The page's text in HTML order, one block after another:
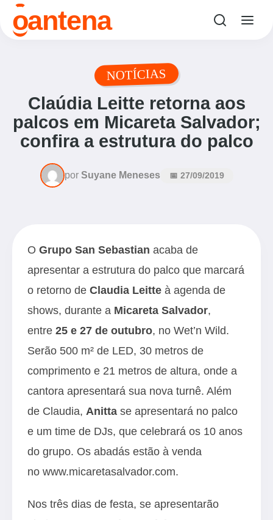
oantena
NOTÍCIAS
Claúdia Leitte retorna aos
palcos em Micareta Salvador;
confira a estrutura do palco
por Suyane Meneses 📅 27/09/2019
O Grupo San Sebastian acaba de
apresentar a estrutura do palco que marcará
o retorno de Claudia Leitte à agenda de
shows, durante a Micareta Salvador,
entre 25 e 27 de outubro, no Wet’n Wild.
Serão 500 m² de LED, 30 metros de
comprimento e 21 metros de altura, onde a
cantora apresentará sua nova turnê. Além
de Claudia, Anitta se apresentará no palco
e um time de DJs, que celebrará os 10 anos
do grupo. Os abadás estão à venda
no www.micaretasalvador.com.
Nos três dias de festa, se apresentarão